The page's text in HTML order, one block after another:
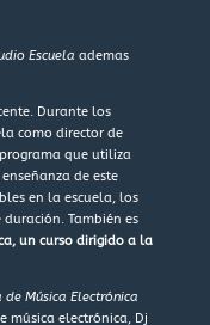
Escuela ademas
Durante los
como director de
que utiliza
de este
en la escuela, los
También es
un curso dirigido a la
de Música Electrónica
música electrónica, Dj